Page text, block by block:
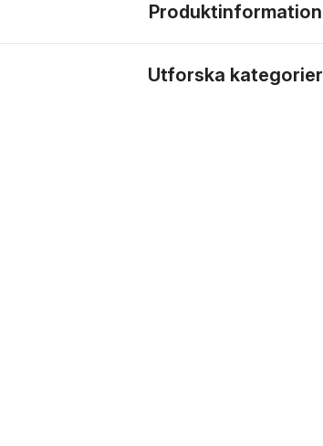
Produktinformation
Utforska kategorier